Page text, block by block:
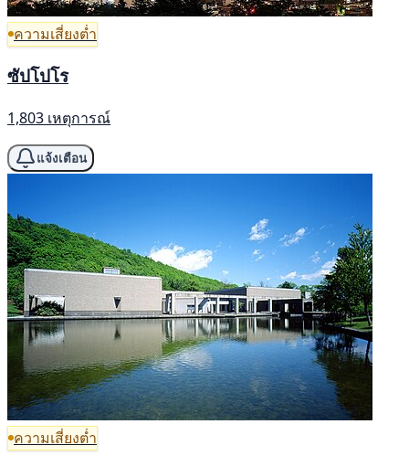
ความเสี่ยงต่ำ
ซัปโปโร
1,803 เหตุการณ์
แจ้งเตือน
ความเสี่ยงต่ำ